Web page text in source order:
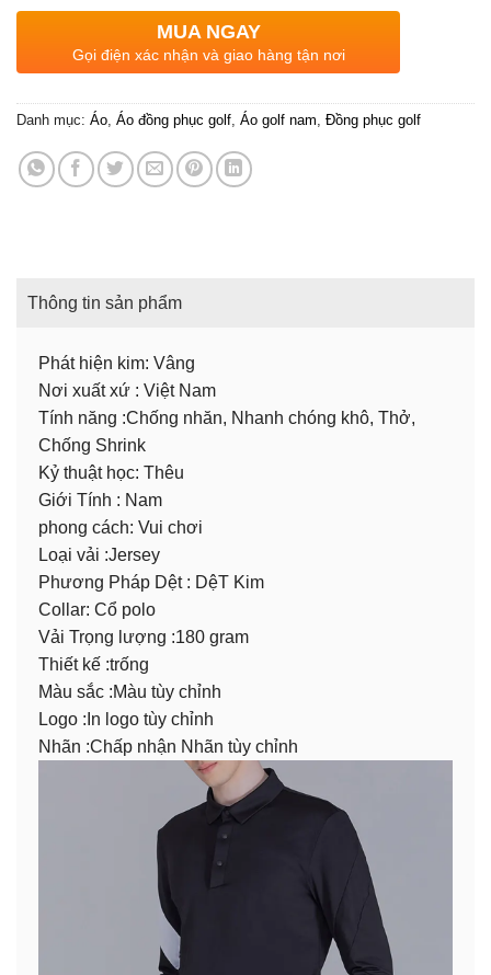
MUA NGAY
Gọi điện xác nhận và giao hàng tận nơi
Danh mục: Áo Áo đồng phục golf Áo golf nam Đồng phục golf
Thông tin sản phẩm
Phát hiện kim: Vâng
Nơi xuất xứ : Việt Nam
Tính năng :Chống nhăn, Nhanh chóng khô, Thở,
Chống Shrink
Kỷ thuật học: Thêu
Giới Tính : Nam
phong cách: Vui chơi
Loại vải :Jersey
Phương Pháp Dệt : DệT Kim
Collar: Cổ polo
Vải Trọng lượng :180 gram
Thiết kế :trống
Màu sắc :Màu tùy chỉnh
Logo :In logo tùy chỉnh
Nhãn :Chấp nhận Nhãn tùy chỉnh